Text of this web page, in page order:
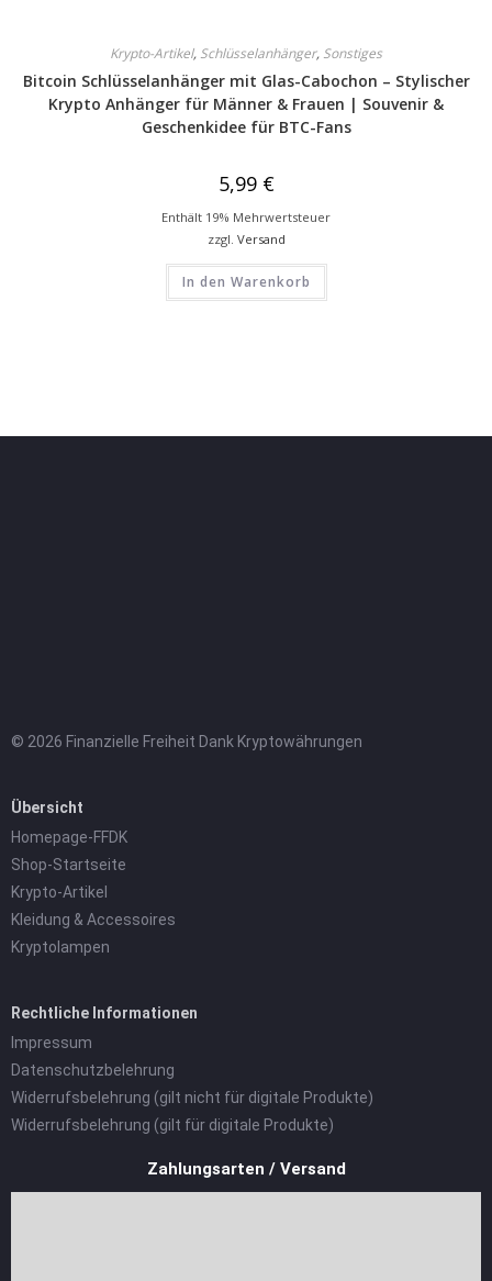
Krypto-Artikel, Schlüsselanhänger, Sonstiges
Bitcoin Schlüsselanhänger mit Glas-Cabochon – Stylischer
Krypto Anhänger für Männer & Frauen | Souvenir &
Geschenkidee für BTC-Fans
5,99 €
Enthält 19% Mehrwertsteuer
zzgl. Versand
In den Warenkorb
© 2026 Finanzielle Freiheit Dank Kryptowährungen
Übersicht
Homepage-FFDK
Shop-Startseite
Krypto-Artikel
Kleidung & Accessoires
Kryptolampen
Rechtliche Informationen
Impressum
Datenschutzbelehrung
Widerrufsbelehrung (gilt nicht für digitale Produkte)
Widerrufsbelehrung (gilt für digitale Produkte)
Zahlungsarten / Versand